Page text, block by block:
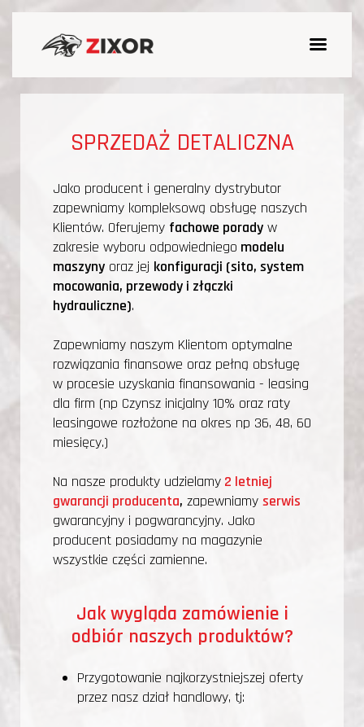
SPRZEDAŻ DETALICZNA
Jako producent i generalny dystrybutor
zapewniamy kompleksową obsługę naszych
Klientów. Oferujemy fachowe porady w
zakresie wyboru odpowiedniego modelu
maszyny oraz jej konfiguracji (sito, system
mocowania, przewody i złączki
hydrauliczne).
Zapewniamy naszym Klientom optymalne
rozwiązania finansowe oraz pełną obsługę
w procesie uzyskania finansowania - leasing
dla firm (np Czynsz inicjalny 10% oraz raty
leasingowe rozłożone na okres np 36, 48, 60
miesięcy.)
Na nasze produkty udzielamy 2 letniej
gwarancji producenta, zapewniamy serwis
gwarancyjny i pogwarancyjny. Jako
producent posiadamy na magazynie
wszystkie części zamienne.
Jak wygląda zamówienie i
odbiór naszych produktów?
Przygotowanie najkorzystniejszej oferty
przez nasz dział handlowy, tj: